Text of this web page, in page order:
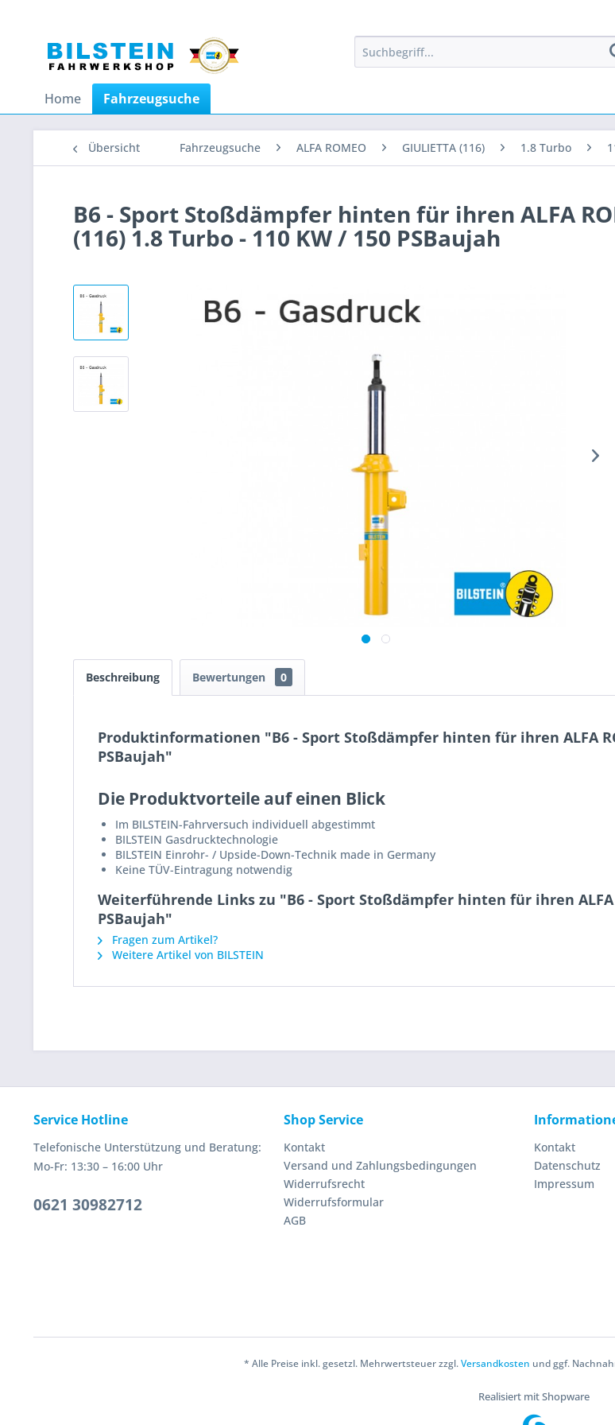
Home Fahrzeugsuche
Übersicht Fahrzeugsuche ALFA ROMEO GIULIETTA (116) 1.8 Turbo
B6 - Sport Stoßdämpfer hinten für ihren ALFA
(116) 1.8 Turbo - 110 KW / 150 PSBaujah
Beschreibung Bewertungen 0
Produktinformationen "B6 - Sport Stoßdämpfer hinten für ihren ALFA
PSBaujah"
Die Produktvorteile auf einen Blick
Im BILSTEIN-Fahrversuch individuell abgestimmt
BILSTEIN Gasdrucktechnologie
BILSTEIN Einrohr- / Upside-Down-Technik made in Germany
Keine TÜV-Eintragung notwendig
Weiterführende Links zu "B6 - Sport Stoßdämpfer hinten für ihren ALFA
PSBaujah"
Fragen zum Artikel?
Weitere Artikel von BILSTEIN
Service Hotline
Telefonische Unterstützung und Beratung:
Mo-Fr: 13:30 – 16:00 Uhr
0621 30982712
Shop Service
Kontakt
Versand und Zahlungsbedingungen
Widerrufsrecht
Widerrufsformular
AGB
Kontakt
Datenschutz
Impressum
* Alle Preise inkl. gesetzl. Mehrwertsteuer zzgl.Versandkosten und ggf.
Realisiert mit Shopware